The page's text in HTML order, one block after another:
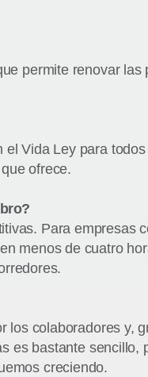
permite renovar
Vida Ley para
ofrece.
Para empresas
menos de cuatro
colaboradores y,
es bastante sencillo,
creciendo.